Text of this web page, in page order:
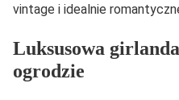
vintage i idealnie
Luksusowa
ogrodzie